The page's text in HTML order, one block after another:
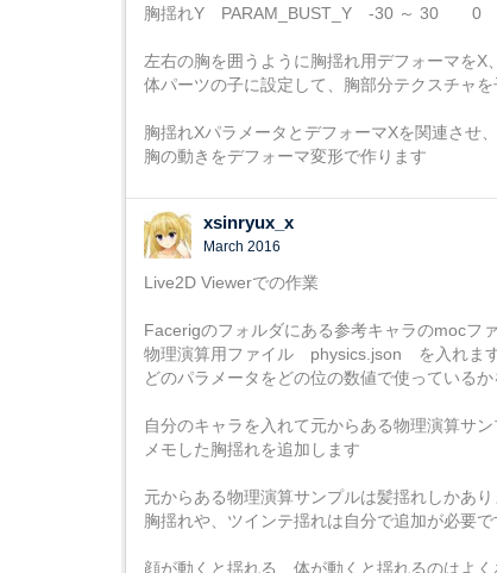
胸揺れY PARAM_BUST_Y -30 ～ 30
左右の胸を囲うように胸揺れ用デフォーマをX
体パーツの子に設定して、胸部分テクスチャ
胸揺れXパラメータとデフォーマXを関連させ
胸の動きをデフォーマ変形で作ります
xsinryux_x
March 2016
Live2D Viewerでの作業
Facerigのフォルダにある参考キャラのmocフ
物理演算用ファイル physics.json を入れま
どのパラメータをどの位の数値で使っている
自分のキャラを入れて元からある物理演算サ
メモした胸揺れを追加します
元からある物理演算サンプルは髪揺れしかあり
胸揺れや、ツインテ揺れは自分で追加が必要で
顔が動くと揺れる、体が動くと揺れるのはよ